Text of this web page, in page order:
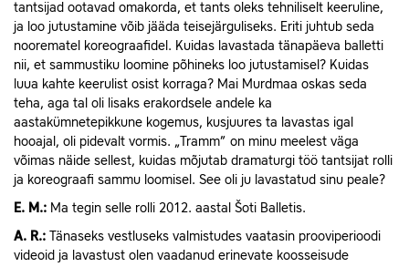
tantsijad ootavad omakorda, et tants oleks tehniliselt keeruline,
ja loo jutustamine võib jääda teisejärguliseks. Eriti juhtub seda
noorematel koreograafidel. Kuidas lavastada tänapäeva balletti
nii, et sammustiku loomine põhineks loo jutustamisel? Kuidas
luua kahte keerulist osist korraga? Mai Murdmaa oskas seda
teha, aga tal oli lisaks erakordsele andele ka
aastakümnetepikkune kogemus, kusjuures ta lavastas igal
hooajal, oli pidevalt vormis. „Tramm” on minu meelest väga
võimas näide sellest, kuidas mõjutab dramaturgi töö tantsijat rolli
ja koreograafi sammu loomisel. See oli ju lavastatud sinu peale?
E. M.: Ma tegin selle rolli 2012. aastal Šoti Balletis.
A. R.: Tänaseks vestluseks valmistudes vaatasin prooviperioodi
videoid ja lavastust olen vaadanud erinevate koosseisude